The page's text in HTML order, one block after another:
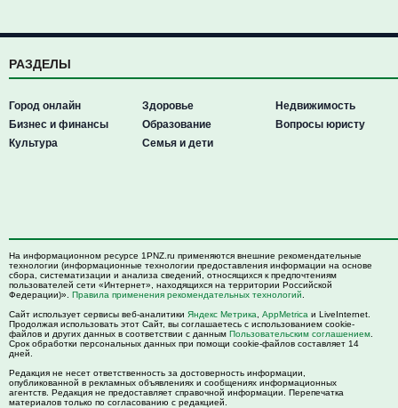
РАЗДЕЛЫ
Город онлайн
Бизнес и финансы
Культура
Здоровье
Образование
Семья и дети
Недвижимость
Вопросы юристу
На информационном ресурсе 1PNZ.ru применяются внешние рекомендательные
технологии (информационные технологии предоставления информации на основе
сбора, систематизации и анализа сведений, относящихся к предпочтениям
пользователей сети «Интернет», находящихся на территории Российской
Федерации)». Правила применения рекомендательных технологий
Сайт использует сервисы веб-аналитики Яндекс Метрика AppMetrica и LiveInternet.
Продолжая использовать этот Сайт, вы соглашаетесь с использованием cookie-
файлов и других данных в соответствии с данным Пользовательским соглашением
Срок обработки персональных данных при помощи cookie-файлов составляет 14
дней.
Редакция не несет ответственность за достоверность информации,
опубликованной в рекламных объявлениях и сообщениях информационных
агентств. Редакция не предоставляет справочной информации. Перепечатка
материалов только по согласованию с редакцией.